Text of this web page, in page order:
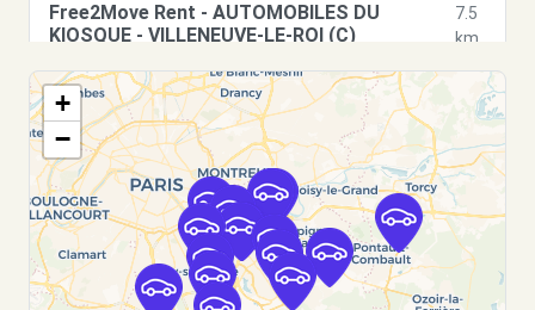
Free2Move Rent - AUTOMOBILES DU
KIOSQUE - VILLENEUVE-LE-ROI (C)
7.5
km
13 PLACE AMEDEE SOUPAULT
VILLENEUVE-LE-ROI, 94290
Voir l'agence
Free2Move Rent - FAURE - BONNEUIL-SUR-
MARNE (C)
8.5
km
AVENUE DU 19 MARS 1962
+
−